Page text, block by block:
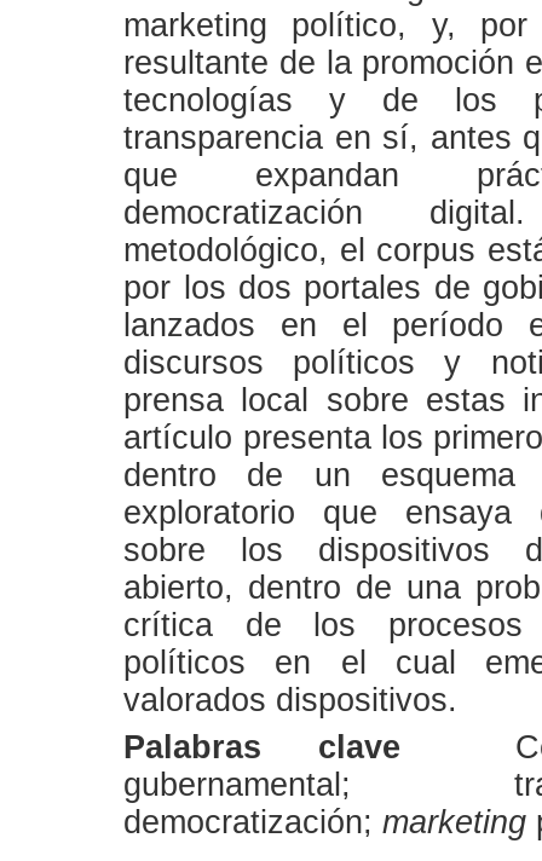
marketing político, y,
resultante de la promoción
tecnologías y de los
transparencia en sí, antes
que expandan
democratización
metodológico, el corpus
por los dos portales de
lanzados en el período
discursos políticos y
prensa local sobre estas
artículo presenta los
dentro de un esquema
exploratorio que ensaya
sobre los dispositivos
abierto, dentro de una
crítica de los
políticos en el cual
valorados dispositivos.
Palabras clave
gubernamental;
democratización;marketing